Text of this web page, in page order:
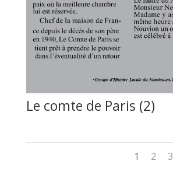
Le comte de Paris (2)
1 2 3